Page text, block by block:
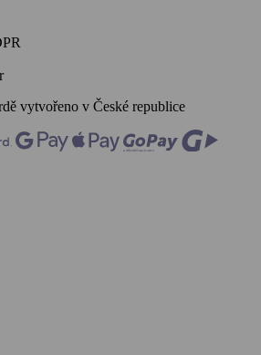
vytvořeno v České republice